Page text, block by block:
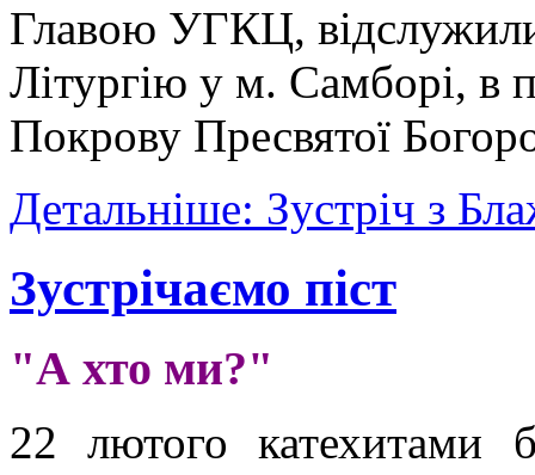
Главою УГКЦ,
Літургію у м. Самборі, в
Покрову Пресвятої
Детальніше: Зустріч з
Зустрічаємо піст
"А хто ми?"
22 лютого катехитами